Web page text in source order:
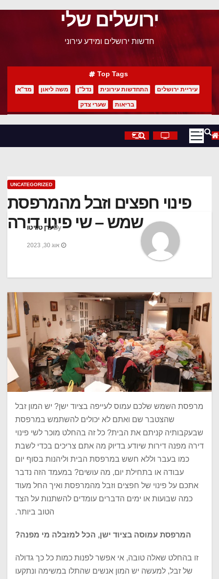
ירושלים שלי
חדשות ירושלים ומידע עירוני
Top Tags
עיריית ירושלים התחדשות עירונית נדל"ן משה ליאון מד"א
בריאות שערי צדק
UNCATEGORIZED
פינוי חפצים וזבל מהמרפסת
שמש – שי פינוי דירה
Byערן טוויטו
אוג 30, 2023
מרפסת השמש שלכם עמוס לעייפה בציוד ישן? יש המון זבל
שהצטבר שם ואתם לא יכולים להשתמש במרפסת
שבעקבותיה קניתם את הבית? כל זה בהחלט מוכר לשי פינוי
דירה מפנה דירות שיודע בדיוק מה אתם צריכים בכדי לשבת
כמו בעבר וללא חשש במרפסת הבית וליהנות בסוף יום
עבודה או בתחילת יום, מה עושים? במעמד הזה נדבר
אתכם על פינוי של חפצים וזבל מהמרפסת ואיך החל מעוד
כמה שבועות או ימים הדברים עומדים להשתנות על הצד
הטוב ביותר.
המרפסת עמוסה בציוד ישן, הכל למזבלה מי מפנה?
זו בהחלט שאלה טובה, אי אפשר לפנות כמות כל כך גדולה
של זבל, למעשה יש המון אנשים שהתלו במשימה ונתקעו